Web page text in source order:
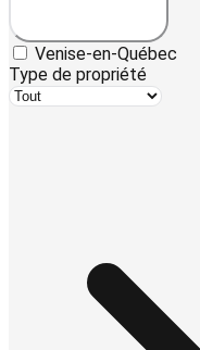
Venise-en-Québec
Type de propriété